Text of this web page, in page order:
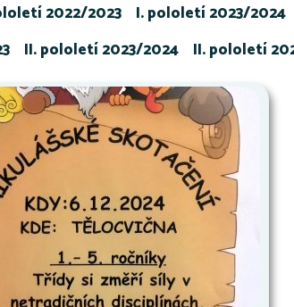
2022/2023 I. pololetí 2023/2024
II. pololetí 2023/2024 II. pololetí